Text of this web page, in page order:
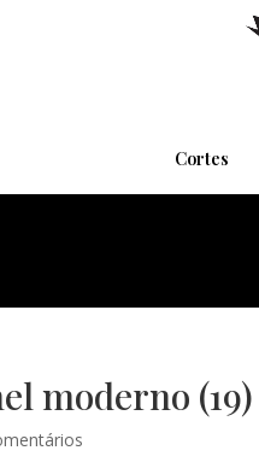
Cortes
moderno (19)